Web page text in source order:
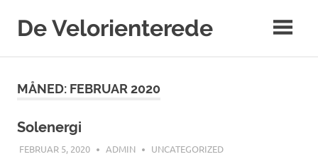
De Velorienterede
MÅNED: FEBRUAR 2020
Solenergi
FEBRUAR 5, 2020 ADMIN UNCATEGORIZED